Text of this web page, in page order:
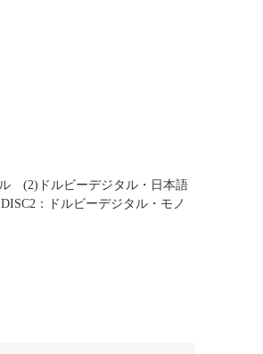
ル (2)ドルビーデジタル・日本語
：ドルビーデジタル・モノ